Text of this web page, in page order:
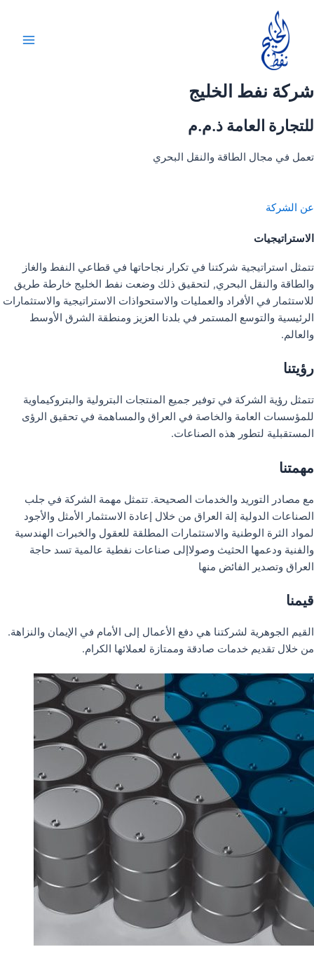
المحتوى
شركة نفط الخليج
للتجارة العامة ذ.م.م
تعمل في مجال الطاقة والنقل البحري
عن الشركة
الاستراتيجيات
تتمثل استراتيجية شركتنا في تكرار نجاحاتها في قطاعي النفط والغاز
والطاقة والنقل البحري, لتحقيق ذلك وضعت نفط الخليج خارطة طريق
للاستثمار في الأفراد والعمليات والاستحواذات الاستراتيجية والاستثمارات
الرئيسية والتوسع المستمر في بلدنا العزيز ومنطقة الشرق الأوسط
والعالم.
رؤيتنا
تتمثل رؤية الشركة في توفير جميع المنتجات البترولية والبتروكيماوية
للمؤسسات العامة والخاصة في العراق والمساهمة في تحقيق الرؤى
المستقبلية لتطور هذه الصناعات.
مهمتنا
مع مصادر التوريد والخدمات الصحيحة. تتمثل مهمة الشركة في جلب
الصناعات الدولية إلة العراق من خلال إعادة الاستثمار الأمثل والأجود
لمواد الثرة الوطنية والاستثمارات المطلقة للعقول والخبرات الهندسية
والفنية ودعمها الحثيث وصولاإلى صناعات نفطية عالمية تسد حاجة
العراق وتصدير الفائض منها
قيمنا
القيم الجوهرية لشركتنا هي دفع الأعمال إلى الأمام في الإيمان والنزاهة.
من خلال تقديم خدمات صادقة وممتازة لعملائها الكرام.